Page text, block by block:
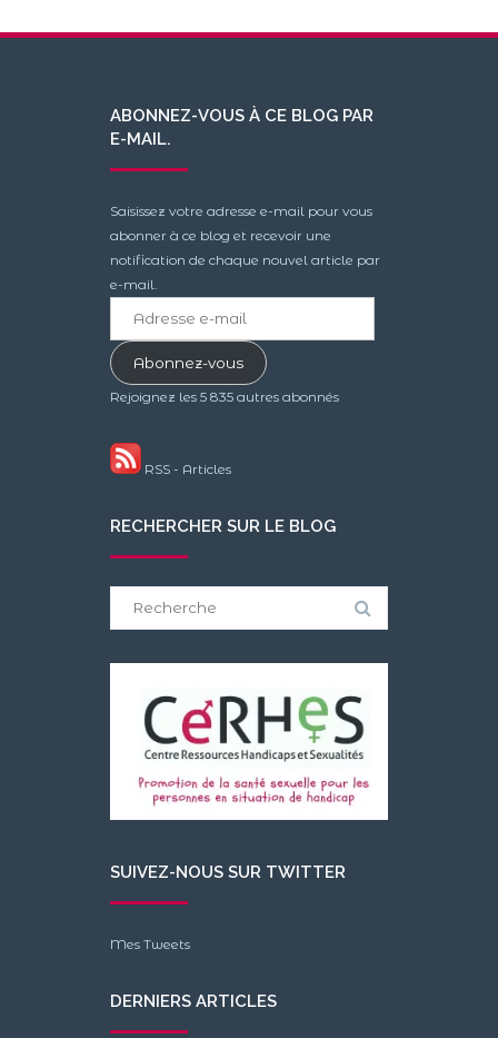
ABONNEZ-VOUS À CE BLOG PAR
E-MAIL.
Saisissez votre adresse e-mail pour vous
abonner à ce blog et recevoir une
notification de chaque nouvel article par
e-mail.
mailAbonnez-vous
Rejoignez les 5 835 autres abonnés
RSS - Articles
RECHERCHER SUR LE BLOG
SUIVEZ-NOUS SUR TWITTER
Mes Tweets
DERNIERS ARTICLES